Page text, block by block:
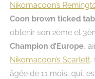
Nikomacoon’s
Coon brown ticked
obtenir son 2ème et
Champion d’Europe,
Nikomacoon’s Scarlett,
âgée de 11 mois, qui,